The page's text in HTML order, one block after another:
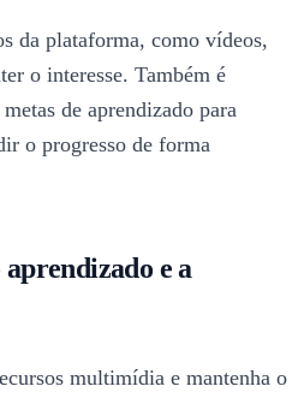
da plataforma, como vídeos,
o interesse. Também é
de aprendizado para
o progresso de forma
e a
multimídia e mantenha o